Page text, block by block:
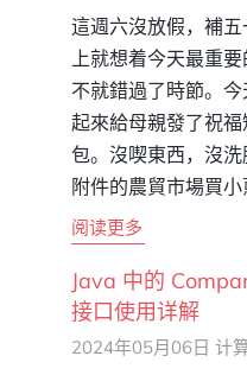
這週六沒放假，補
上就想着今天最重
不就錯過了時節。
起來給母親發了祝
包。沒喫東西，沒
附件的農貿市場買小
阅读更多
Java 中的
接口使用详解
2024年05月06日 计